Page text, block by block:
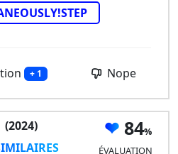
+ 1 Nope
(2024)
84
ÉVALUATION